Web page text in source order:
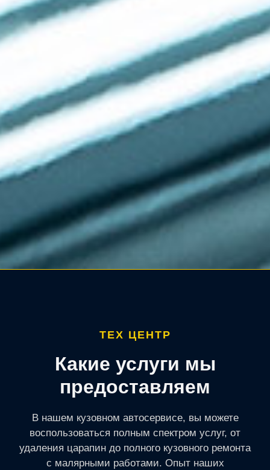
ТЕХ ЦЕНТР
Какие услуги мы
предоставляем
В нашем кузовном автосервисе, вы можете
воспользоваться полным спектром услуг, от
удаления царапин до полного кузовного ремонта
с малярными работами. Опыт наших